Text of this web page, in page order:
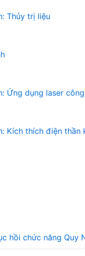
Thủy trị liệu
Ứng dụng laser
Kích thích điện
hồi chức năng Quy